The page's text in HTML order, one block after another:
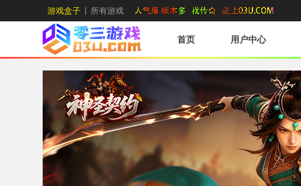
游戏盒子 所有游戏
首页 用户中心